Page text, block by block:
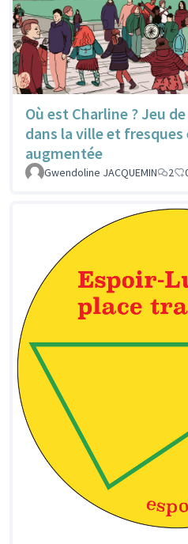
Où est Charline ? Jeu
dans la ville et
augmentée
Gwendoline JACQUEMIN 2